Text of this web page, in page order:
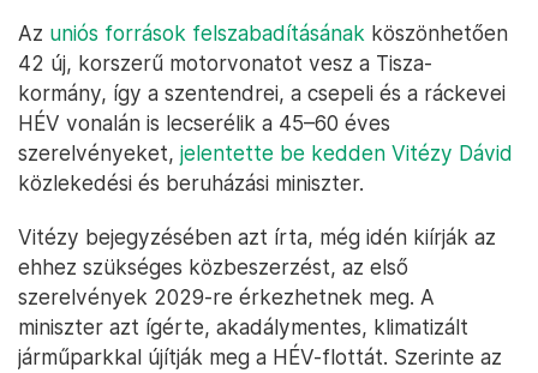
Az uniós források felszabadításának köszönhetően
42 új, korszerű motorvonatot vesz a Tisza-
kormány, így a szentendrei, a csepeli és a ráckevei
HÉV vonalán is lecserélik a 45–60 éves
szerelvényeket, jelentette be kedden Vitézy Dávid
közlekedési és beruházási miniszter.
Vitézy bejegyzésében azt írta, még idén kiírják az
ehhez szükséges közbeszerzést, az első
szerelvények 2029-re érkezhetnek meg. A
miniszter azt ígérte, akadálymentes, klimatizált
járműparkkal újítják meg a HÉV-flottát. Szerinte az